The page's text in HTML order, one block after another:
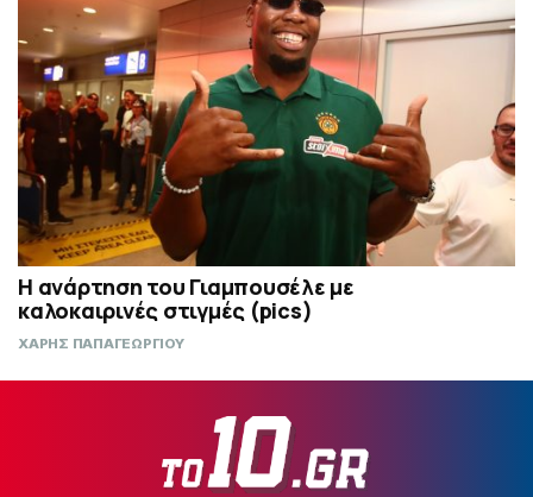
Η ανάρτηση του Γιαμπουσέλε με
καλοκαιρινές στιγμές (pics)
ΧΑΡΗΣ ΠΑΠΑΓΕΩΡΓΙΟΥ